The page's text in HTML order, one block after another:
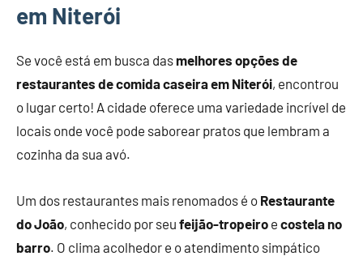
em Niterói
Se você está em busca dasmelhores opções de
restaurantes de comida caseira em Niterói, encontrou
o lugar certo! A cidade oferece uma variedade incrível de
locais onde você pode saborear pratos que lembram a
cozinha da sua avó.
Um dos restaurantes mais renomados é o Restaurante
do João, conhecido por seu feijão-tropeiro e costela no
barro. O clima acolhedor e o atendimento simpático